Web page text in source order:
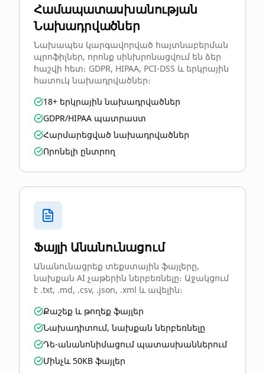
Համապատասխանության
Նախադրվածներ
Նախապես կարգավորված հայտնաբերման
պրոֆիլներ, որոնք սինխրոնացվում են ձեր
հաշվի հետ։ GDPR, HIPAA, PCI-DSS և երկրային
հատուկ նախադրվածներ։
18+ երկրային նախադրվածներ
GDPR/HIPAA պատրաստ
Հարմարեցված նախադրվածներ
Որոնելի ընտրող
Ֆայլի Անանունացում
Անանունացրեք տեքստային ֆայլերը,
նախքան AI չաթերին ներբեռնելը։ Աջակցում
է .txt, .md, .csv, .json, .xml և ավելին։
Քաշեք և թողեք ֆայլեր
Նախադիտում, նախքան ներբեռնելը
Դե-անանոնիմացում պատասխաններում
Մինչև 50KB ֆայլեր